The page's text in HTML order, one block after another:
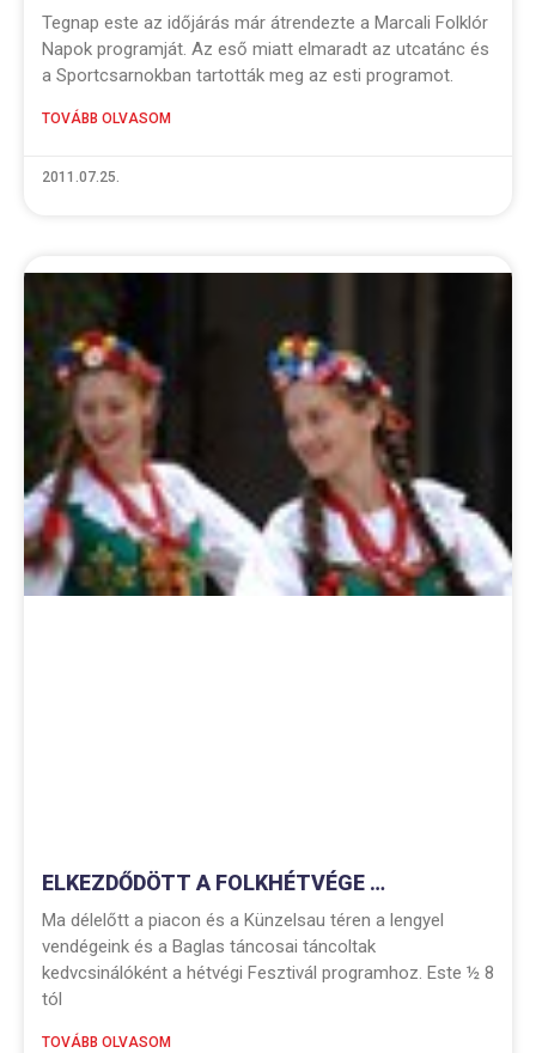
Tegnap este az időjárás már átrendezte a Marcali Folklór
Napok programját. Az eső miatt elmaradt az utcatánc és
a Sportcsarnokban tartották meg az esti programot.
TOVÁBB OLVASOM
2011.07.25.
ELKEZDŐDÖTT A FOLKHÉTVÉGE …
Ma délelőtt a piacon és a Künzelsau téren a lengyel
vendégeink és a Baglas táncosai táncoltak
kedvcsinálóként a hétvégi Fesztivál programhoz. Este ½ 8
tól
TOVÁBB OLVASOM